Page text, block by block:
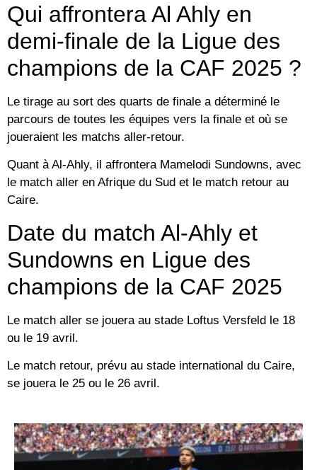
Qui affrontera Al Ahly en
demi-finale de la Ligue des
champions de la CAF 2025 ?
Le tirage au sort des quarts de finale a déterminé le
parcours de toutes les équipes vers la finale et où se
joueraient les matchs aller-retour.
Quant à Al-Ahly, il affrontera Mamelodi Sundowns, avec
le match aller en Afrique du Sud et le match retour au
Caire.
Date du match Al-Ahly et
Sundowns en Ligue des
champions de la CAF 2025
Le match aller se jouera au stade Loftus Versfeld le 18
ou le 19 avril.
Le match retour, prévu au stade international du Caire,
se jouera le 25 ou le 26 avril.